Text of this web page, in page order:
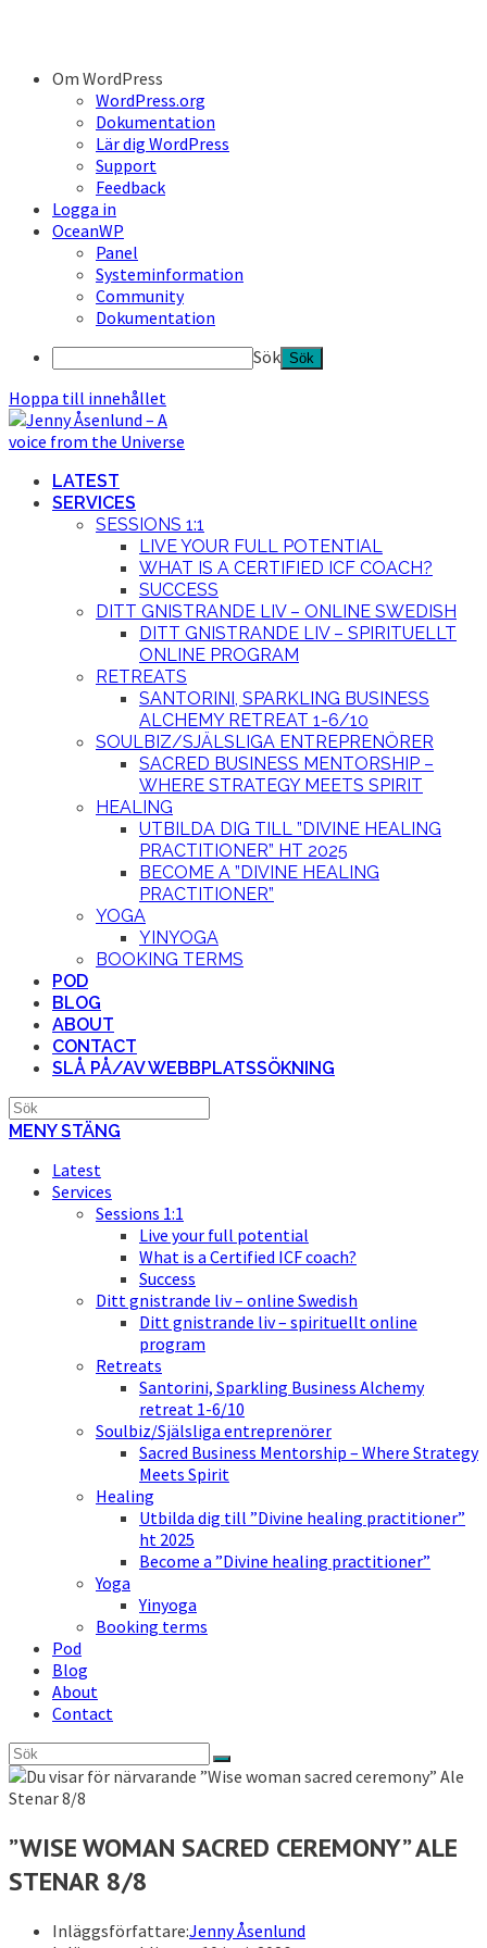
Om WordPress
WordPress.org
Dokumentation
Lär dig WordPress
Support
Feedback
Logga in
OceanWP
Panel
Systeminformation
Community
Dokumentation
Sök
Hoppa till innehållet
LATEST
SERVICES
SESSIONS 1:1
LIVE YOUR FULL POTENTIAL
WHAT IS A CERTIFIED ICF COACH?
SUCCESS
DITT GNISTRANDE LIV – ONLINE SWEDISH
DITT GNISTRANDE LIV – SPIRITUELLT
ONLINE PROGRAM
RETREATS
SANTORINI, SPARKLING BUSINESS
ALCHEMY RETREAT 1-6/10
SOULBIZ/SJÄLSLIGA ENTREPRENÖRER
SACRED BUSINESS MENTORSHIP –
WHERE STRATEGY MEETS SPIRIT
HEALING
UTBILDA DIG TILL ”DIVINE HEALING
PRACTITIONER” HT 2025
BECOME A ”DIVINE HEALING
PRACTITIONER”
YOGA
YINYOGA
BOOKING TERMS
POD
BLOG
ABOUT
CONTACT
SLÅ PÅ/AV WEBBPLATSSÖKNING
MENY STÄNG
Latest
Services
Sessions 1:1
Live your full potential
What is a Certified ICF coach?
Success
Ditt gnistrande liv – online Swedish
Ditt gnistrande liv – spirituellt online
program
Retreats
Santorini, Sparkling Business Alchemy
retreat 1-6/10
Soulbiz/Själsliga entreprenörer
Sacred Business Mentorship – Where Strategy
Meets Spirit
Healing
Utbilda dig till ”Divine healing practitioner”
ht 2025
Become a ”Divine healing practitioner”
Yoga
Yinyoga
Booking terms
Pod
Blog
About
Contact
”WISE WOMAN SACRED CEREMONY” ALE
STENAR 8/8
Inläggsförfattare:Jenny Åsenlund